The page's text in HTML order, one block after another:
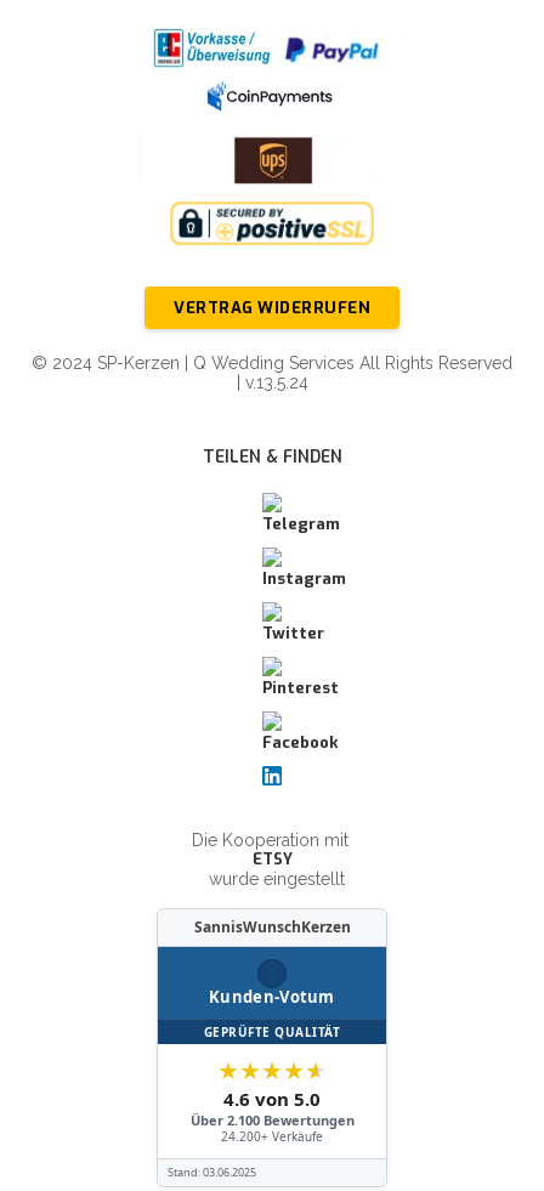
VERTRAG WIDERRUFEN
© 2024 SP-Kerzen | Q Wedding Services All Rights Reserved
| v.13.5.24
TEILEN & FINDEN
Die Kooperation mit
ETSY
wurde eingestellt
SannisWunschKerzen
Kunden-Votum
GEPRÜFTE QUALITÄT
★★★★★
4.6 von 5.0
Über 2.100 Bewertungen
24.200+ Verkäufe
Stand:03.06.2025